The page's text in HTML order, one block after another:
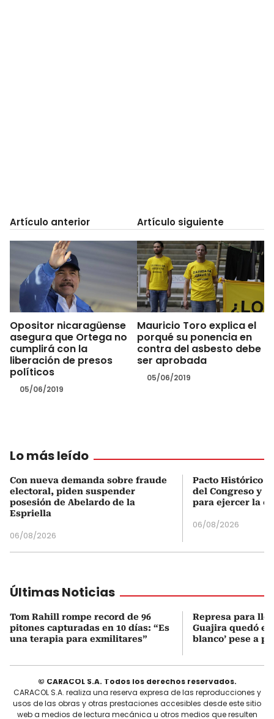
Artículo anterior
Opositor nicaragüense
asegura que Ortega no
cumplirá con la
liberación de presos
políticos
05/06/2019
Artículo siguiente
Mauricio Toro explica el
porqué su ponencia en
contra del asbesto debe
ser aprobada
05/06/2019
Lo más leído
Con nueva demanda sobre fraude
electoral, piden suspender
posesión de Abelardo de la
Espriella
06/08/2026
Pacto Histórico
del Congreso y
para ejercer la
06/08/2026
Últimas Noticias
Tom Rahill rompe record de 96
pitones capturadas en 10 días: “Es
una terapia para exmilitares”
Represa para
Guajira quedó en
blanco’ pese a
© CARACOL S.A. Todos los derechos reservados.
CARACOL S.A. realiza una reserva expresa de las reproducciones y
usos de las obras y otras prestaciones accesibles desde este sitio
web a medios de lectura mecánica u otros medios que resulten